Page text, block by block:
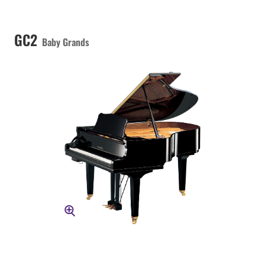
GC2 Baby Grands